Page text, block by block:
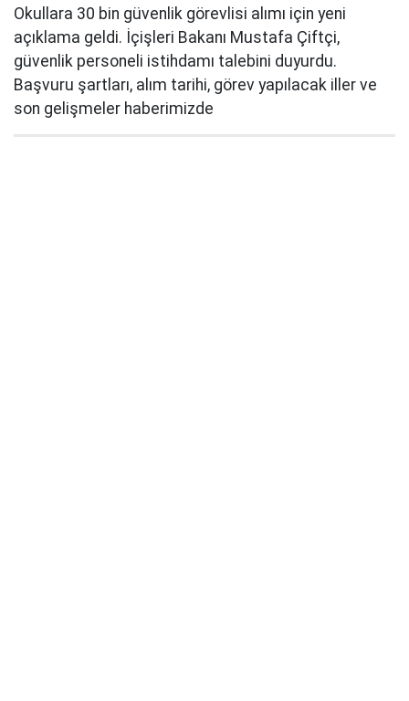
Okullara 30 bin güvenlik görevlisi alımı için yeni
açıklama geldi. İçişleri Bakanı Mustafa Çiftçi,
güvenlik personeli istihdamı talebini duyurdu.
Başvuru şartları, alım tarihi, görev yapılacak iller ve
son gelişmeler haberimizde